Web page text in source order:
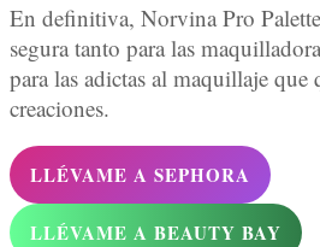
En definitiva, Norvina Pro
segura tanto para las
para las adictas al maquillaje que
creaciones.
LLÉVAME A SEPHORA
LLÉVAME A BEAUTY BAY